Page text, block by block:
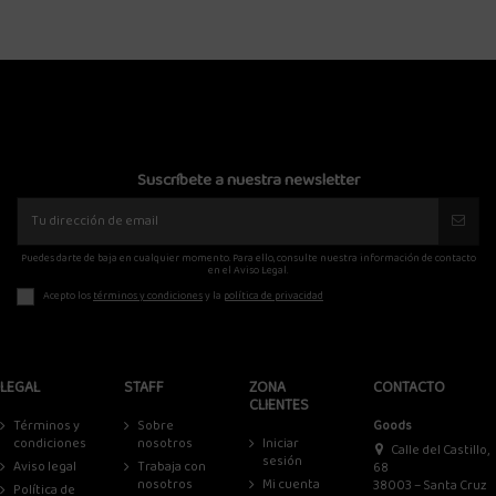
Suscríbete a nuestra newsletter
Puedes darte de baja en cualquier momento. Para ello, consulte nuestra información de contacto
en el Aviso Legal.
Acepto lostérminos y condicionesy la política de privacidad
LEGAL
Términos y
condiciones
Aviso legal
Política de
STAFF
Sobre
nosotros
Trabaja con
nosotros
ZONA
CLIENTES
Iniciar
sesión
Mi cuenta
CONTACTO
Goods
Calle del Castillo,
68
38003 – Santa Cruz